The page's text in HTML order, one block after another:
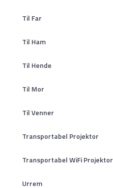
Til Far
Til Ham
Til Hende
Til Mor
Til Venner
Transportabel Projektor
Transportabel WiFi Projektor
Urrem